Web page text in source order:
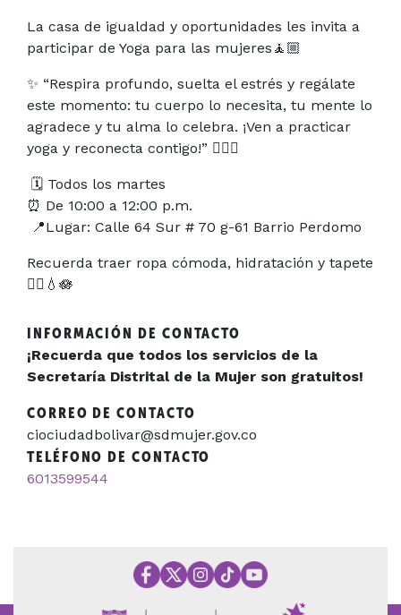
La casa de igualdad y oportunidades les invita a
participar de Yoga para las mujeres 🧘🏼
✨ “Respira profundo, suelta el estrés y regálate
este momento: tu cuerpo lo necesita, tu mente lo
agradece y tu alma lo celebra. ¡Ven a practicar
yoga y reconecta contigo!” 🧘‍♀️✨
🗓️ Todos los martes
⏰ De 10:00 a 12:00 p.m.
📍Lugar: Calle 64 Sur # 70 g-61 Barrio Perdomo
Recuerda traer ropa cómoda, hidratación y tapete
🧘‍♀️💧🪷
INFORMACIÓN DE CONTACTO
¡Recuerda que todos los servicios de la
Secretaría Distrital de la Mujer son gratuitos!
CORREO DE CONTACTO
ciociudadbolivar@sdmujer.gov.co
TELÉFONO DE CONTACTO
6013599544